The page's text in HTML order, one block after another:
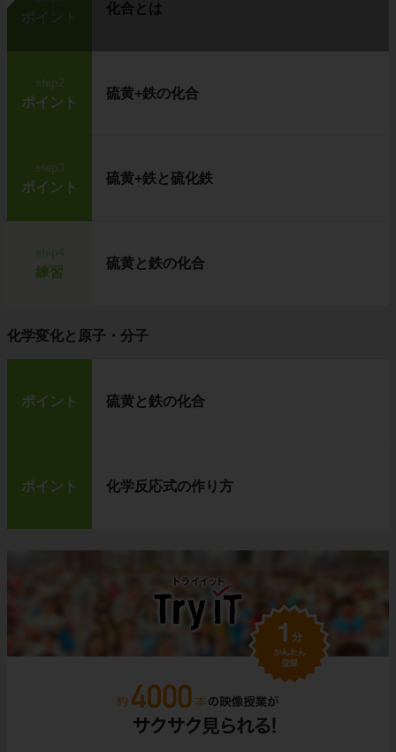
ポイント
化合とは
step2
ポイント
硫黄+鉄の化合
step3
ポイント
硫黄+鉄と硫化鉄
練習
硫黄と鉄の化合
化学変化と原子・分子
ポイント 硫黄と鉄の化合
ポイント 化学反応式の作り方